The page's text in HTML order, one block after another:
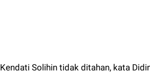
Kendati Solihin tidak ditahan, kata